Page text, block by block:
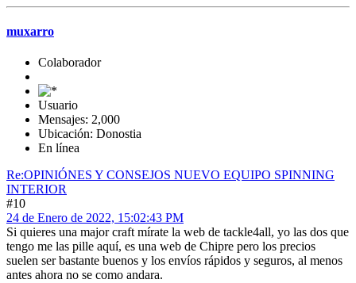
muxarro
Colaborador
Usuario
Mensajes: 2,000
Ubicación: Donostia
En línea
Re:OPINIÓNES Y CONSEJOS NUEVO EQUIPO SPINNING
INTERIOR
#10
24 de Enero de 2022, 15:02:43 PM
Si quieres una major craft mírate la web de tackle4all, yo las dos que
tengo me las pille aquí, es una web de Chipre pero los precios
suelen ser bastante buenos y los envíos rápidos y seguros, al menos
antes ahora no se como andara.